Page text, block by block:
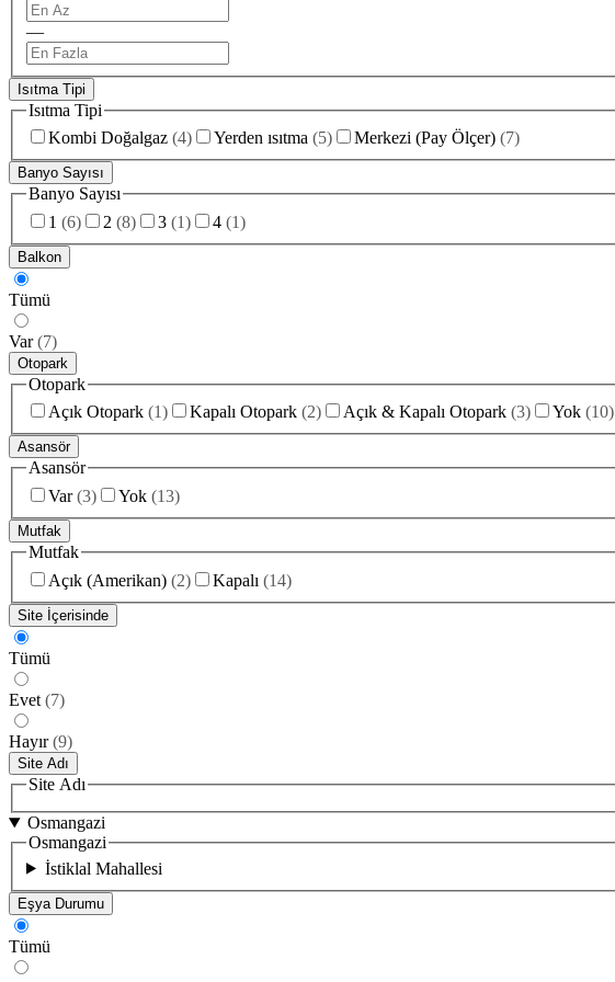
—
Isıtma Tipi
Isıtma Tipi
Kombi Doğalgaz (4) Yerden ısıtma (5) Merkezi (Pay Ölçer) (7)
Banyo Sayısı
Banyo Sayısı
1 (6) 2 (8) 3 (1) 4 (1)
Balkon
Tümü
Var (7)
Otopark
Otopark
Açık Otopark (1) Kapalı Otopark (2) Açık & Kapalı Otopark (3) Yok (10)
Asansör
Asansör
Var (3) Yok (13)
Mutfak
Mutfak
Açık (Amerikan) (2) Kapalı (14)
Site İçerisinde
Tümü
Evet (7)
Hayır (9)
Site Adı
Site Adı
Osmangazi
Osmangazi
İstiklal Mahallesi
Eşya Durumu
Tümü